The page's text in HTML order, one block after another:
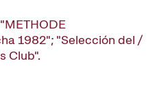
1982"; "Selección del /
Club".